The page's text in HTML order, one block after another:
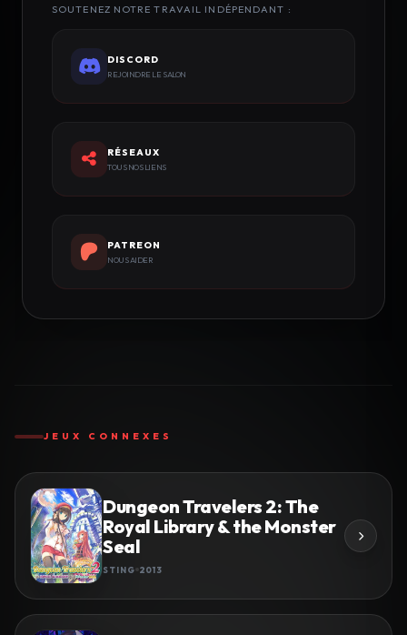
SOUTENEZ NOTRE TRAVAIL INDÉPENDANT :
DISCORD
REJOINDRE LE SALON
RÉSEAUX
TOUS NOS LIENS
PATREON
NOUS AIDER
JEUX CONNEXES
Dungeon Travelers 2: The
Royal Library & the Monster
Seal
STING 2013